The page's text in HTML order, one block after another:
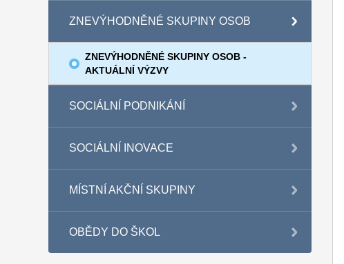
ZNEVÝHODNĚNÉ SKUPINY OSOB
ZNEVÝHODNĚNÉ SKUPINY OSOB -
AKTUÁLNÍ VÝZVY
SOCIÁLNÍ PODNIKÁNÍ
SOCIÁLNÍ INOVACE
MÍSTNÍ AKČNÍ SKUPINY
OBĚDY DO ŠKOL